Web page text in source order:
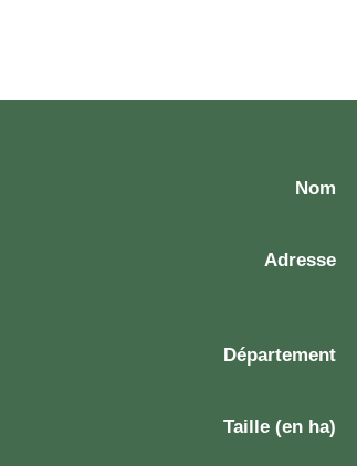
Nom
Adresse
Département
Taille (en ha)